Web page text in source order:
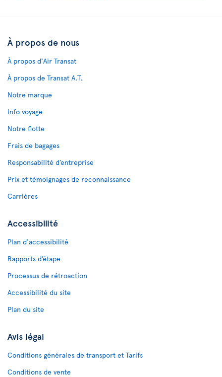
À propos de nous
À propos d'Air Transat
À propos de Transat A.T.
Notre marque
Info voyage
Notre flotte
Frais de bagages
Responsabilité d’entreprise
Prix et témoignages de reconnaissance
Carrières
Accessibilité
Plan d'accessibilité
Rapports d’étape
Processus de rétroaction
Accessibilité du site
Plan du site
Avis légal
Conditions générales de transport et Tarifs
Conditions de vente